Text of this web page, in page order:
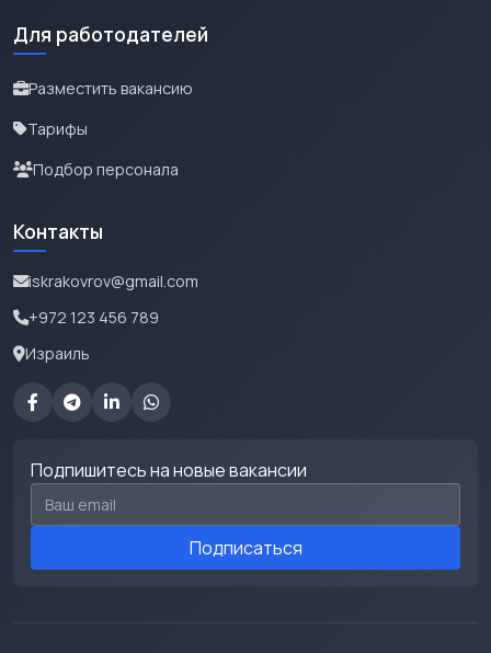
Для работодателей
Разместить вакансию
Тарифы
Подбор персонала
Контакты
iskrakovrov@gmail.com
+972 123 456 789
Израиль
Подпишитесь на новые вакансии
Email для подписки
Подписаться